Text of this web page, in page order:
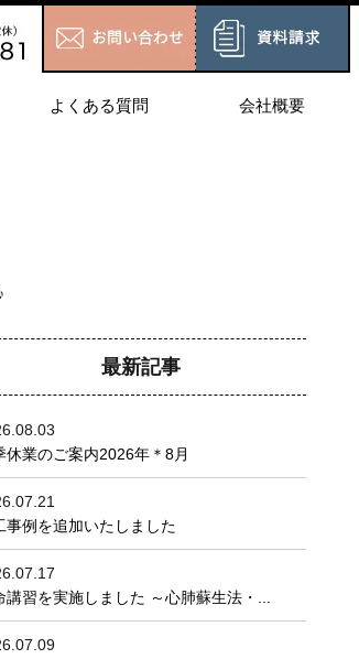
よくある質問 会社概要
最新記事
休業のご案内2026年＊8月
事例を追加いたしました
講習を実施しました ～心肺蘇生法・...